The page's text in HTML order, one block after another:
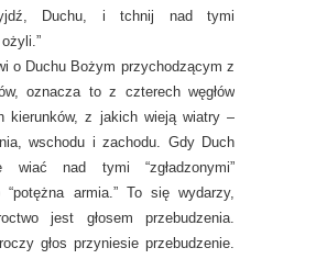
Duchu, i tchnij nad tymi
o Duchu Bożym przychodzącym z
oznacza to z czterech węgłów
kierunków, z jakich wieją wiatry –
wschodu i zachodu. Gdy Duch
wiać nad tymi “zgładzonymi”
“potężna armia.” To się wydarzy,
jest głosem przebudzenia.
głos przyniesie przebudzenie.